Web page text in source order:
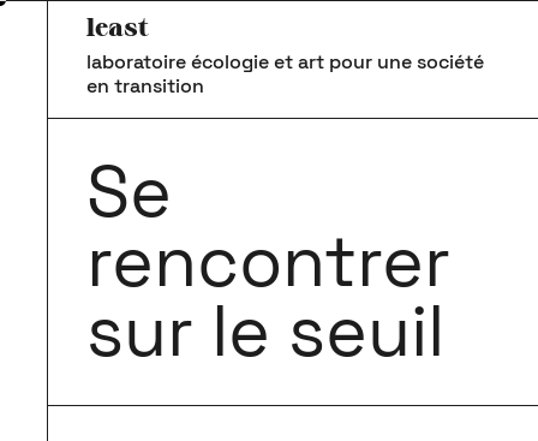
least
laboratoire écologie et art pour une société
en transition
Se
rencontrer
sur le seuil